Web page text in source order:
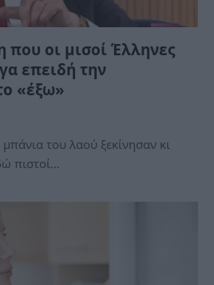
που οι μισοί Έλληνες
επειδή την
«έξω»
του λαού ξεκίνησαν κι
πιστοί…